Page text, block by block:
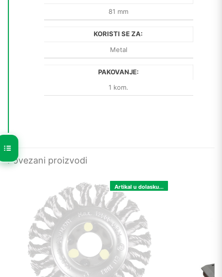
81 mm
KORISTI SE ZA:
Metal
PAKOVANJE:
1 kom.
Povezani proizvodi
Artikal u dolasku...